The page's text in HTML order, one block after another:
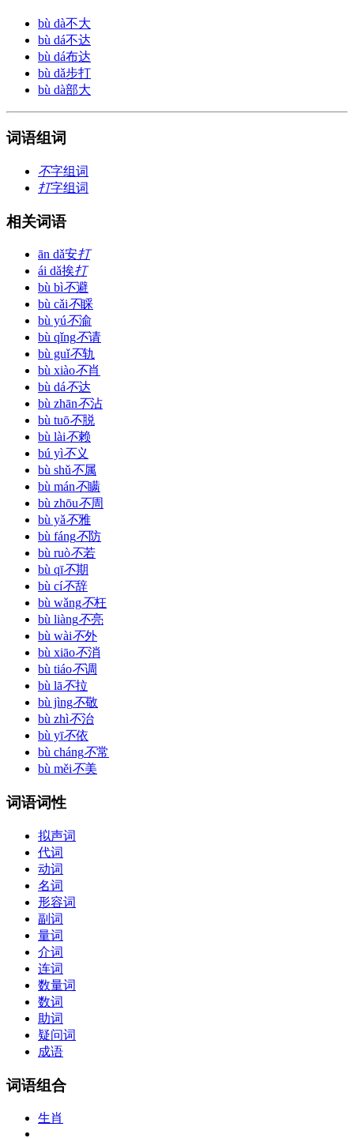
bù dà不大
bù dá不达
bù dá布达
bù dǎ步打
bù dà部大
词语组词
不字组词
打字组词
相关词语
ān dǎ安打
ái dǎ挨打
bù bì不避
bù cǎi不睬
bù yú不渝
bù qǐng不请
bù guǐ不轨
bù xiào不肖
bù dá不达
bù zhān不沾
bù tuō不脱
bù lài不赖
bú yì不义
bù shǔ不属
bù mán不瞒
bù zhōu不周
bù yǎ不雅
bù fáng不防
bù ruò不若
bù qī不期
bù cí不辞
bù wǎng不枉
bù liàng不亮
bù wài不外
bù xiāo不消
bù tiáo不调
bù lā不拉
bù jìng不敬
bù zhì不治
bù yī不依
bù cháng不常
bù měi不美
词语词性
拟声词
代词
动词
名词
形容词
副词
量词
介词
连词
数量词
数词
助词
疑问词
成语
词语组合
生肖